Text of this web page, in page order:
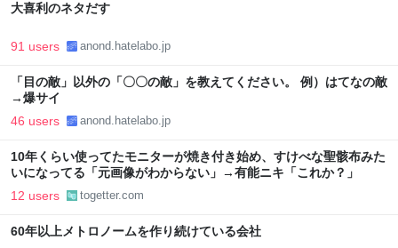
大喜利のネタだす
91 users anond.hatelabo.jp
「目の敵」以外の「〇〇の敵」を教えてください。 例）はてなの敵
→爆サイ
46 users anond.hatelabo.jp
10年くらい使ってたモニターが焼き付き始め、すけべな聖骸布みた
いになってる「元画像がわからない」→有能ニキ「これか？」
12 users togetter.com
60年以上メトロノームを作り続けている会社